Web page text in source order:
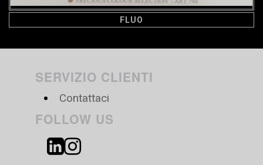
FLUO
SERVIZIO CLIENTI
Contattaci
FOLLOW US